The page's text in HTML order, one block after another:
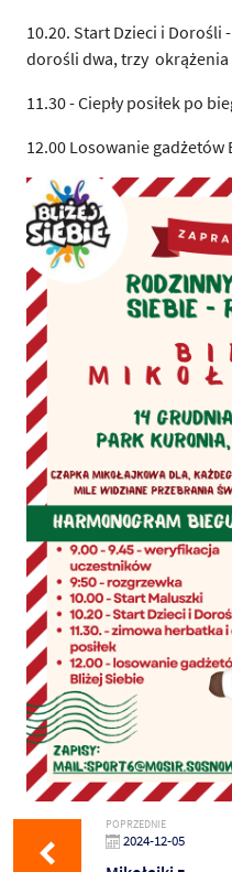
10.20. Start Dzieci i Dorośli
dorośli dwa, trzy okrążenia
11.30 - Ciepły posiłek po
12.00 Losowanie gadżetów
POPRZEDNIE
2024-12-05